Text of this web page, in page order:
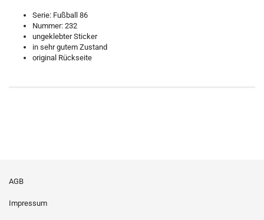
Serie: Fußball 86
Nummer: 232
ungeklebter Sticker
in sehr gutem Zustand
original Rückseite
AGB
Impressum